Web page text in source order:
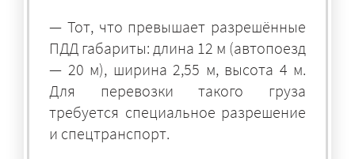
— Тот, что превышает разрешённые
ПДД габариты: длина 12 м (автопоезд
— 20 м), ширина 2,55 м, высота 4 м.
Для перевозки такого груза
требуется специальное разрешение
и спецтранспорт.